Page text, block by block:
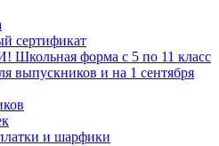
сертификат
форма с 5 по 11 класс
выпускников и на 1 сентября
и шарфики